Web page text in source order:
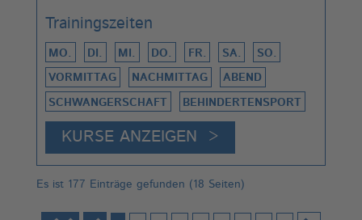
Trainingszeiten
MO. DI. MI. DO. FR. SA. SO.
VORMITTAG NACHMITTAG ABEND
SCHWANGERSCHAFT BEHINDERTENSPORT
Es ist 177 Einträge gefunden (18 Seiten)